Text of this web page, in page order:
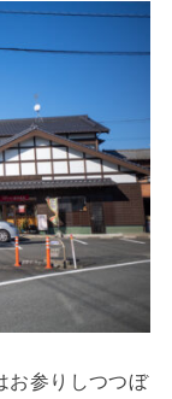
お参りしつつぼ